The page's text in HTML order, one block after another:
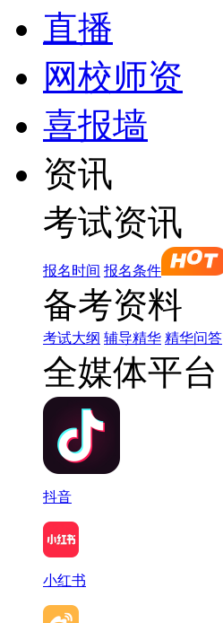
直播
网校师资
喜报墙
资讯
考试资讯
报名时间 报名条件
备考资料
考试大纲 辅导精华 精华问答
全媒体平台
抖音
小红书